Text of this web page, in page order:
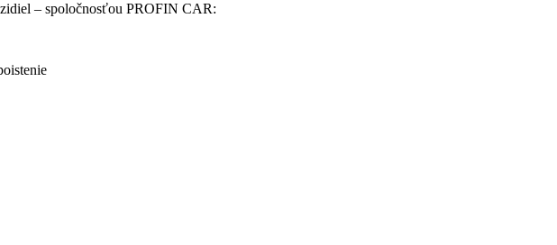
– spoločnosťou PROFIN CAR: